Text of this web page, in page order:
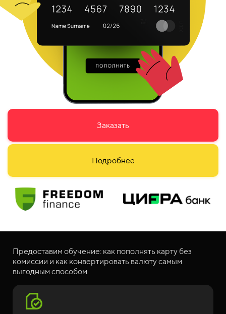
Заказать
Подробнее
Предоставим обучение: как пополнять карту без
комиссии и как конвертировать валюту самым
выгодным способом